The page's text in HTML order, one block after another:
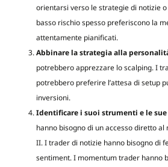
orientarsi verso le strategie di notizie
basso rischio spesso preferiscono la
attentamente pianificati.
Abbinare la strategia alla
potrebbero apprezzare lo scalping. I
potrebbero preferire l’attesa di setup
inversioni.
Identificare i suoi strumenti e le
hanno bisogno di un accesso diretto
II. I trader di notizie hanno bisogno di
sentiment. I momentum trader hanno